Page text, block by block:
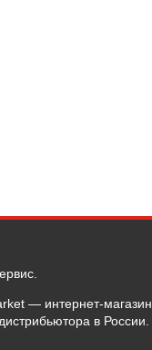
— интернет-магазин
в России.